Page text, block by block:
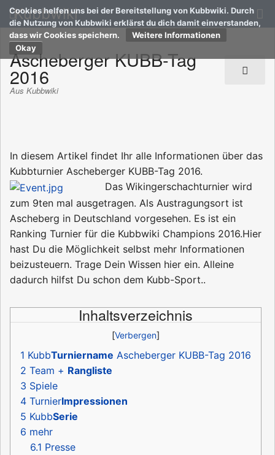
Cookies helfen uns bei der Bereitstellung von Kubbwiki. Durch
die Nutzung von Kubbwiki erklärst du dich damit einverstanden,
dass wir Cookies speichern.
Weitere Informationen
Kubbwiki
Ascheberger KUBB-Tag
2016
Aus Kubbwiki
In diesem Artikel findet Ihr alle Informationen über das
Kubbturnier Ascheberger KUBB-Tag 2016.
Das Wikingerschachturnier wird
zum 9ten mal ausgetragen. Als Austragungsort ist
Ascheberg in Deutschland vorgesehen. Es ist ein
Ranking Turnier für die Kubbwiki Champions 2016.Hier
hast Du die Möglichkeit selbst mehr Informationen
beizusteuern. Trage Dein Wissen hier ein. Alleine
dadurch hilfst Du schon dem Kubb-Sport..
Inhaltsverzeichnis
1 KubbTurniername Ascheberger KUBB-Tag 2016
2 Team + Rangliste
3 Spiele
4 TurnierImpressionen
5 KubbSerie
6 mehr
6.1 Presse